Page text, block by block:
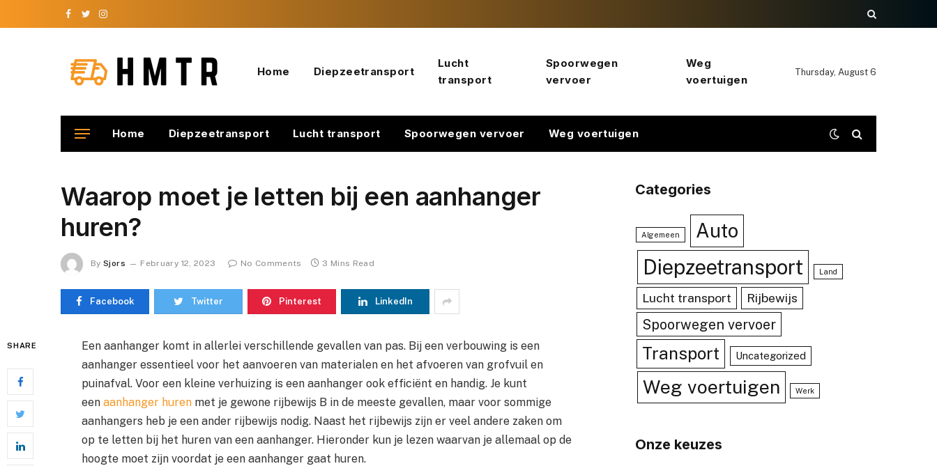
Facebook
TwitterInstagram
Home Diepzeetransport
Lucht
transport
Spoorwegen
vervoer
Weg
voertuigen
Thursday, August 6
Home Diepzeetransport Lucht transport Spoorwegen vervoer Weg voertuigen
Waarop moet je letten bij een aanhanger
huren?
By Sjors February 12, 2023 No Comments 3 Mins Read
Facebook Twitter Pinterest LinkedIn
SHARE
Een aanhanger komt in allerlei verschillende gevallen van pas. Bij een verbouwing is een
aanhanger essentieel voor het aanvoeren van materialen en het afvoeren van grofvuil en
puinafval. Voor een kleine verhuizing is een aanhanger ook efficiënt en handig. Je kunt
eenaanhanger huren met je gewone rijbewijs B in de meeste gevallen, maar voor sommige
aanhangers heb je een ander rijbewijs nodig. Naast het rijbewijs zijn er veel andere zaken om
op te letten bij het huren van een aanhanger. Hieronder kun je lezen waarvan je allemaal op de
hoogte moet zijn voordat je een aanhanger gaat huren.
Categories
Algemeen Auto
Diepzeetransport Land
Lucht transport Rijbewijs
Spoorwegen vervoer
Transport Uncategorized
Weg voertuigen Werk
Onze keuzes